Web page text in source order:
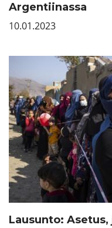
Argentiinassa
10.01.2023
Lausunto: